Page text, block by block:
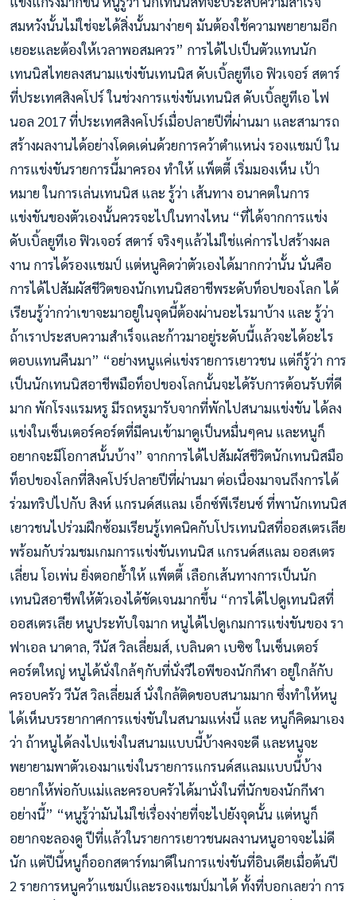
สมหวังนั้นไม่ใช่จะได้สิ่งนั้นมาง่ายๆ มันต้องใช้ความพยายามอีก
เยอะและต้องให้เวลาพอสมควร” การได้ไปเป็นตัวแทนนัก
เทนนิสไทยลงสนามแข่งขันเทนนิส ดับเบิ้ลยูทีเอ ฟิวเจอร์ สตาร์
ที่ประเทศสิงคโปร์ ในช่วงการแข่งขันเทนนิส ดับเบิ้ลยูทีเอ ไฟ
นอล 2017 ที่ประเทศสิงคโปร์เมื่อปลายปีที่ผ่านมา และสามารถ
สร้างผลงานได้อย่างโดดเด่นด้วยการคว้าตำแหน่ง รองแชมป์ ใน
การแข่งขันรายการนี้มาครอง ทำให้ แพ็ตตี้ เริ่มมองเห็น เป้า
หมาย ในการเล่นเทนนิส และ รู้ว่า เส้นทาง อนาคตในการ
แข่งขันของตัวเองนั้นควรจะไปในทางไหน “ที่ได้จากการแข่ง
ดับเบิ้ลยูทีเอ ฟิวเจอร์ สตาร์ จริงๆแล้วไม่ใช่แค่การไปสร้างผล
งาน การได้รองแชมป์ แต่หนูคิดว่าตัวเองได้มากกว่านั้น นั่นคือ
การได้ไปสัมผัสชีวิตของนักเทนนิสอาชีพระดับท็อปของโลก ได้
เรียนรู้ว่ากว่าเขาจะมาอยู่ในจุดนี้ต้องผ่านอะไรมาบ้าง และ รู้ว่า
ถ้าเราประสบความสำเร็จและก้าวมาอยู่ระดับนี้แล้วจะได้อะไร
ตอบแทนคืนมา” “อย่างหนูแค่แข่งรายการเยาวชน แต่ก็รู้ว่า การ
เป็นนักเทนนิสอาชีพมือท็อปของโลกนั้นจะได้รับการต้อนรับที่ดี
มาก พักโรงแรมหรู มีรถหรูมารับจากที่พักไปสนามแข่งขัน ได้ลง
แข่งในเซ็นเตอร์คอร์ตที่มีคนเข้ามาดูเป็นหมื่นๆคน และหนูก็
อยากจะมีโอกาสนั้นบ้าง” จากการได้ไปสัมผัสชีวิตนักเทนนิสมือ
ท็อปของโลกที่สิงคโปร์ปลายปีที่ผ่านมา ต่อเนื่องมาจนถึงการได้
ร่วมทริปไปกับ สิงห์ แกรนด์สแลม เอ็กซ์พีเรียนซ์ ที่พานักเทนนิส
เยาวชนไปร่วมฝึกซ้อมเรียนรู้เทคนิคกับโปรเทนนิสที่ออสเตรเลีย
พร้อมกับร่วมชมเกมการแข่งขันเทนนิส แกรนด์สแลม ออสเตร
เลี่ยน โอเพ่น ยิ่งตอกย้ำให้ แพ็ตตี้ เลือกเส้นทางการเป็นนัก
เทนนิสอาชีพให้ตัวเองได้ชัดเจนมากขึ้น “การได้ไปดูเทนนิสที่
ออสเตรเลีย หนูประทับใจมาก หนูได้ไปดูเกมการแข่งขันของ รา
ฟาเอล นาดาล, วีนัส วิลเลี่ยมส์, เบลินดา เบซิซ ในเซ็นเตอร์
คอร์ตใหญ่ หนูได้นั่งใกล้ๆกับที่นั่งวีไอพีของนักกีฬา อยู่ใกล้กับ
ครอบครัว วีนัส วิลเลี่ยมส์ นั่งใกล้ติดขอบสนามมาก ซึ่งทำให้หนู
ได้เห็นบรรยากาศการแข่งขันในสนามแห่งนี้ และ หนูก็คิดมาเอง
ว่า ถ้าหนูได้ลงไปแข่งในสนามแบบนี้บ้างคงจะดี และหนูจะ
พยายามพาตัวเองมาแข่งในรายการแกรนด์สแลมแบบนี้บ้าง
อยากให้พ่อกับแม่และครอบครัวได้มานั่งในที่นักของนักกีฬา
อย่างนี้” “หนูรู้ว่ามันไม่ใช่เรื่องง่ายที่จะไปยังจุดนั้น แต่หนูก็
อยากจะลองดู ปีที่แล้วในรายการเยาวชนผลงานหนูอาจจะไม่ดี
นัก แต่ปีนี้หนูก็ออกสตาร์ทมาดีในการแข่งขันที่อินเดียเมื่อต้นปี
2 รายการหนูคว้าแชมป์และรองแชมป์มาได้ ทั้งที่บอกเลยว่า การ